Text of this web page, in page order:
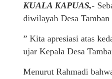
KUALA KAPUAS,-
diwilayah Desa
” Kita apresiasi atas
ujar Kepala Desa
Menurut Rahmadi